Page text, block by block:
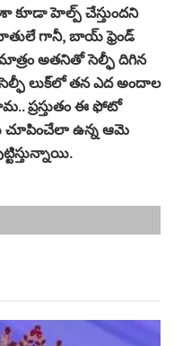
కూడా హెల్ప్ చేస్తుందని
గానీ, బాయ్‌ ఫ్రెండ్‌
అతనితో సెల్ఫీ దిగిన
లుక్‌లో తన ఎద అందాల
ప్రస్తుతం ఈ ఫోటో
చూపించేలా ఉన్న ఆమె